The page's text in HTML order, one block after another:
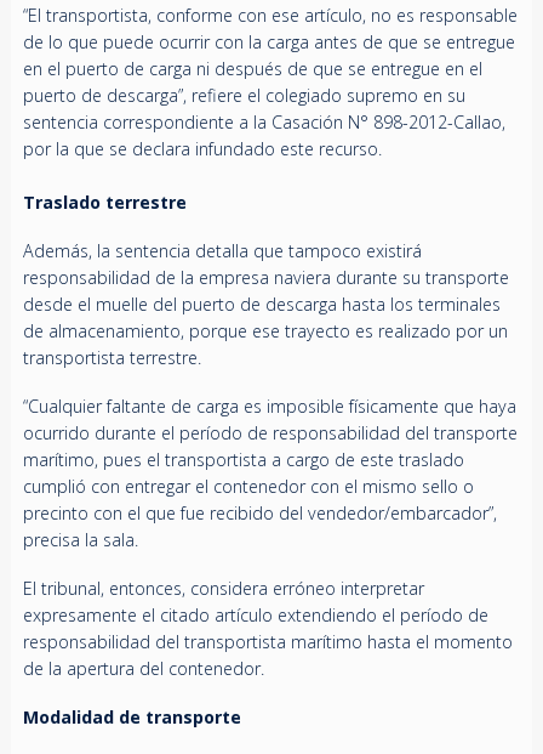
“El transportista, conforme con ese artículo, no es responsable
de lo que puede ocurrir con la carga antes de que se entregue
en el puerto de carga ni después de que se entregue en el
puerto de descarga”, refiere el colegiado supremo en su
sentencia correspondiente a la Casación N° 898-2012-Callao,
por la que se declara infundado este recurso.
Traslado terrestre
Además, la sentencia detalla que tampoco existirá
responsabilidad de la empresa naviera durante su transporte
desde el muelle del puerto de descarga hasta los terminales
de almacenamiento, porque ese trayecto es realizado por un
transportista terrestre.
“Cualquier faltante de carga es imposible físicamente que haya
ocurrido durante el período de responsabilidad del transporte
marítimo, pues el transportista a cargo de este traslado
cumplió con entregar el contenedor con el mismo sello o
precinto con el que fue recibido del vendedor/embarcador”,
precisa la sala.
El tribunal, entonces, considera erróneo interpretar
expresamente el citado artículo extendiendo el período de
responsabilidad del transportista marítimo hasta el momento
de la apertura del contenedor.
Modalidad de transporte